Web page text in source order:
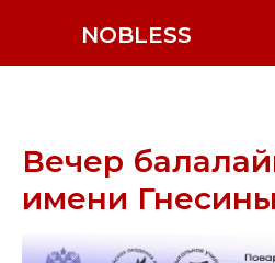
NOBLESS
Вечер
имени